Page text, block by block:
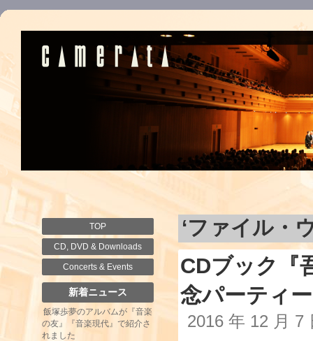
TOP
CD, DVD & Downloads
Concerts & Events
新着ニュース
飯塚歩夢のアルバムが『音楽
の友』『音楽現代』で紹介さ
れました
‘ファイル・
CDブック『
念パーティー
2016 年 12 月 7